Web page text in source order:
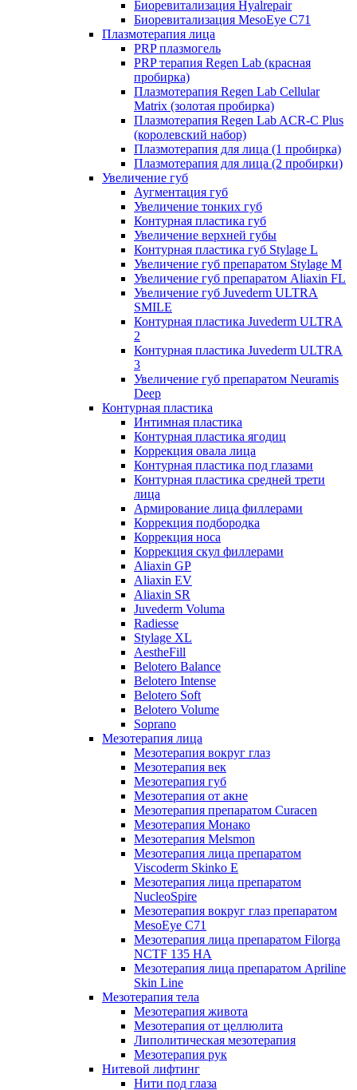
Биоревитализация Hyalrepair
Биоревитализация MesoEye C71
Плазмотерапия лица
PRP плазмогель
PRP терапия Regen Lab (красная
пробирка)
Плазмотерапия Regen Lab Cellular
Matrix (золотая пробирка)
Плазмотерапия Regen Lab ACR-C Plus
(королевский набор)
Плазмотерапия для лица (1 пробирка)
Плазмотерапия для лица (2 пробирки)
Увеличение губ
Аугментация губ
Увеличение тонких губ
Контурная пластика губ
Увеличение верхней губы
Контурная пластика губ Stylage L
Увеличение губ препаратом Stylage M
Увеличение губ препаратом Aliaxin FL
Увеличение губ Juvederm ULTRA
SMILE
Контурная пластика Juvederm ULTRA
2
Контурная пластика Juvederm ULTRA
3
Увеличение губ препаратом Neuramis
Deep
Контурная пластика
Интимная пластика
Контурная пластика ягодиц
Коррекция овала лица
Контурная пластика под глазами
Контурная пластика средней трети
лица
Армирование лица филлерами
Коррекция подбородка
Коррекция носа
Коррекция скул филлерами
Aliaxin GP
Aliaxin EV
Aliaxin SR
Juvederm Voluma
Radiesse
Stylage XL
AestheFill
Belotero Balance
Belotero Intense
Belotero Soft
Belotero Volume
Soprano
Мезотерапия лица
Мезотерапия вокруг глаз
Мезотерапия век
Мезотерапия губ
Мезотерапия от акне
Мезотерапия препаратом Curacen
Мезотерапия Монако
Мезотерапия Melsmon
Мезотерапия лица препаратом
Viscoderm Skinko E
Мезотерапия лица препаратом
NucleoSpire
Мезотерапия вокруг глаз препаратом
MesoEye С71
Мезотерапия лица препаратом Filorga
NCTF 135 HA
Мезотерапия лица препаратом Apriline
Skin Line
Мезотерапия тела
Мезотерапия живота
Мезотерапия от целлюлита
Липолитическая мезотерапия
Мезотерапия рук
Нитевой лифтинг
Нити под глаза